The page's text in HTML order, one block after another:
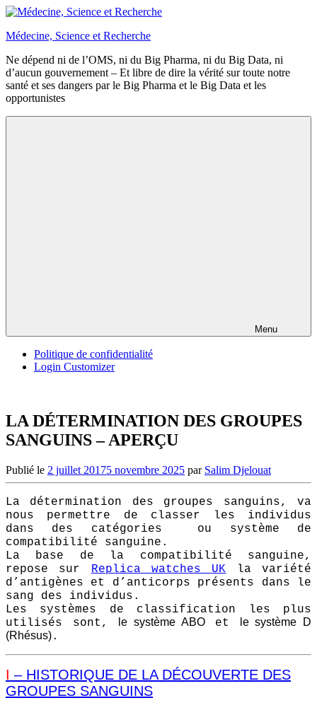
Aller
contenu
Médecine, Science et Recherche
Ne dépend ni de l’OMS, ni du Big Pharma, ni du Big Data, ni
d’aucun gouvernement – Et libre de dire la vérité sur toute notre
santé et ses dangers par le Big Pharma et le Big Data et les
opportunistes
Menu
Politique de confidentialité
Login Customizer
LA DÉTERMINATION DES GROUPES
SANGUINS – APERÇU
Publié le 2 juillet 20175 novembre 2025 par Salim Djelouat
La détermination des groupes sanguins, va
nous permettre de classer les individus
dans des catégories ou système de
compatibilité sanguine.
La base de la compatibilité sanguine,
repose sur Replica watches UK la variété
d’antigènes et d’anticorps présents dans le
sang des individus.
Les systèmes de classification les plus
utilisés sont,
le système ABOet
le système D
(Rhésus).
I –HISTORIQUE DE LA DÉCOUVERTE DES
GROUPES SANGUINS